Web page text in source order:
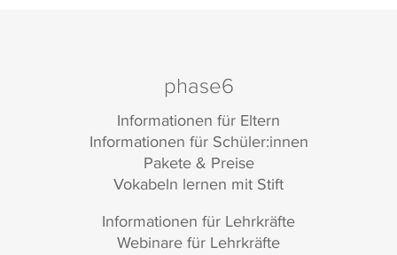
phase6
Informationen für Eltern
Informationen für Schüler:innen
Pakete & Preise
Vokabeln lernen mit Stift
Informationen für Lehrkräfte
Webinare für Lehrkräfte